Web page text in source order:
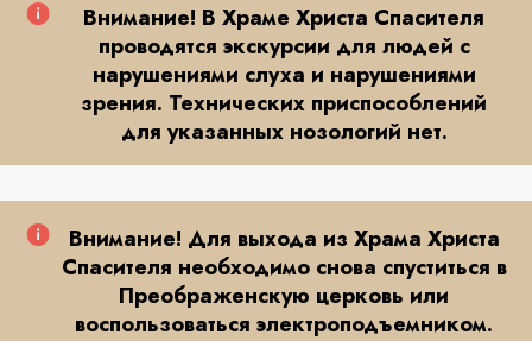
Внимание! В Храме Христа Спасителя
проводятся экскурсии для людей с
нарушениями слуха и нарушениями
зрения. Технических приспособлений
для указанных нозологий нет.
Внимание! Для выхода из Храма Христа
Спасителя необходимо снова спуститься в
Преображенскую церковь или
воспользоваться электроподъемником.